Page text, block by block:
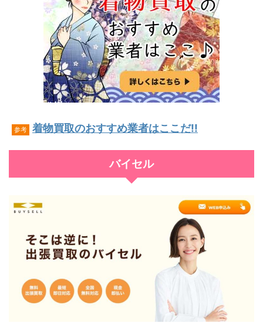
参考 着物買取のおすすめ業者はここだ!!
バイセル